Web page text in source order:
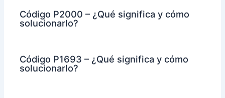
Código P2000 – ¿Qué significa y cómo
solucionarlo?
Código P1693 – ¿Qué significa y cómo
solucionarlo?